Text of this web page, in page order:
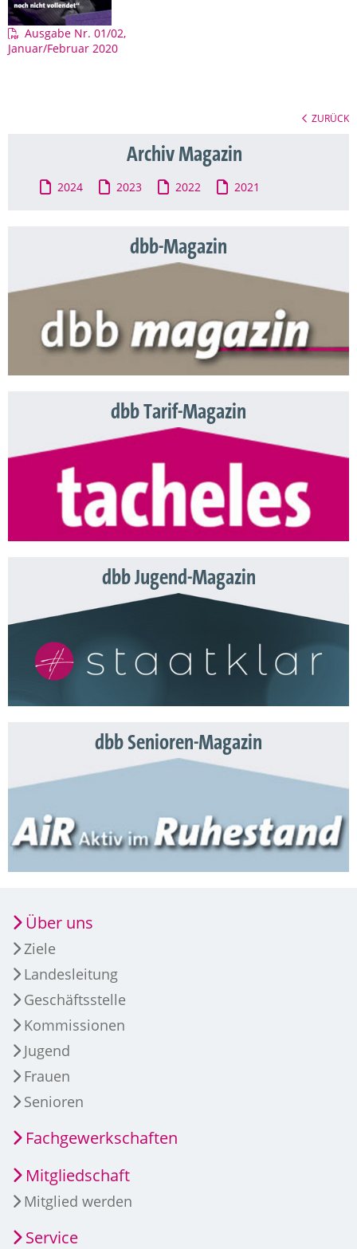
Ausgabe Nr. 01/02,
Januar/Februar 2020
ZURÜCK
Archiv Magazin
2024 2023 2022 2021
dbb-Magazin
dbb Tarif-Magazin
dbb Jugend-Magazin
dbb Senioren-Magazin
Über uns
Ziele
Landesleitung
Geschäftsstelle
Kommissionen
Jugend
Frauen
Senioren
Fachgewerkschaften
Mitgliedschaft
Mitglied werden
Service